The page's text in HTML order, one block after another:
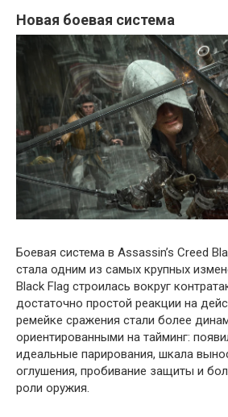
Новая боевая система
Боевая система в Assassin’s Creed
стала одним из самых крупных
Black Flag строилась вокруг
достаточно простой реакции на
ремейке сражения стали более
ориентированными на тайминг:
идеальные парирования, шкала
оглушения, пробивание защиты и
роли оружия.